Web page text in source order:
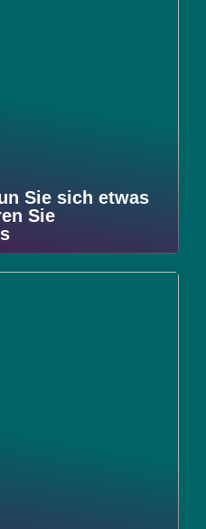
Sie sich etwas
Sie